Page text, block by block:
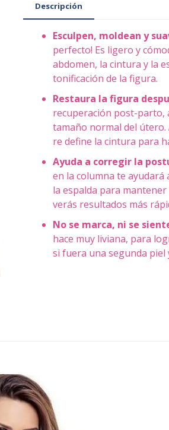
Descripción
Esculpen, moldean y
perfecto! Es ligero y
abdomen, la cintura y la
tonificación de la figura.
Restaura la figura
recuperación post-parto,
tamaño normal del útero.
re define la cintura para
Ayuda a corregir la
en la columna te
la espalda para
verás resultados más
No se marca, ni se
hace muy liviana, para
si fuera una segunda